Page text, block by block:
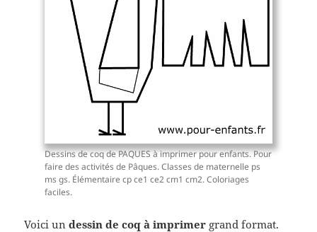
Dessins de coq de PAQUES à imprimer pour enfants. Pour
faire des activités de Pâques. Classes de maternelle ps
ms gs. Élémentaire cp ce1 ce2 cm1 cm2. Coloriages
faciles.
Voici undessin de coq à imprimer grand format.